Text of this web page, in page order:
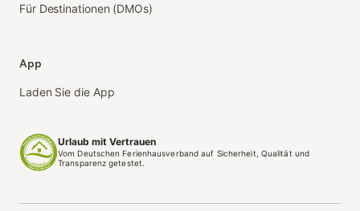
Für Destinationen (DMOs)
App
Laden Sie die App
Urlaub mit Vertrauen
Vom Deutschen Ferienhausverband auf Sicherheit, Qualität und
Transparenz getestet.